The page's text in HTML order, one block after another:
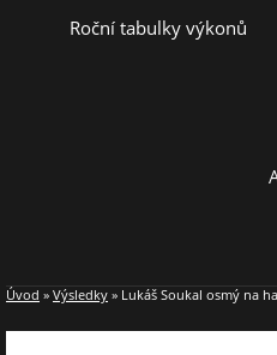
Roční tabulky výkonů
Úvod » Výsledky » Lukáš Soukal osmý na